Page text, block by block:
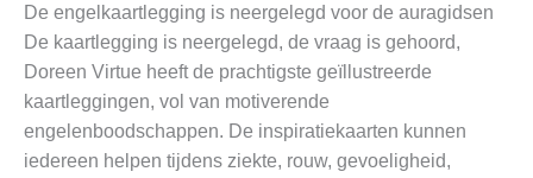
De engelkaartlegging is neergelegd voor de auragidsen
De kaartlegging is neergelegd, de vraag is gehoord,
Doreen Virtue heeft de prachtigste geïllustreerde
kaartleggingen, vol van motiverende
engelenboodschappen. De inspiratiekaarten kunnen
iedereen helpen tijdens ziekte, rouw, gevoeligheid,
dat
is
aangeleerd,
dat
de
omgedraaide